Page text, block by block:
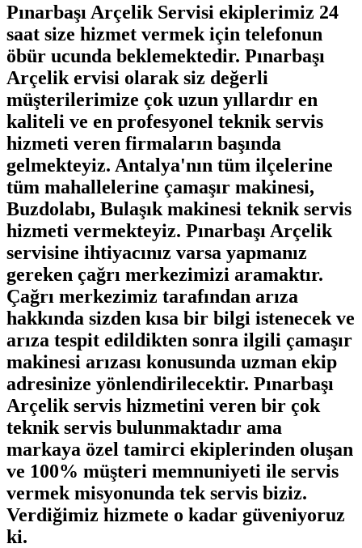
Pınarbaşı Arçelik Servisi ekiplerimiz 24
saat size hizmet vermek için telefonun
öbür ucunda beklemektedir. Pınarbaşı
Arçelik ervisi olarak siz değerli
müşterilerimize çok uzun yıllardır en
kaliteli ve en profesyonel teknik servis
hizmeti veren firmaların başında
gelmekteyiz. Antalya'nın tüm ilçelerine
tüm mahallelerine çamaşır makinesi,
Buzdolabı, Bulaşık makinesi teknik servis
hizmeti vermekteyiz. Pınarbaşı Arçelik
servisine ihtiyacınız varsa yapmanız
gereken çağrı merkezimizi aramaktır.
Çağrı merkezimiz tarafından arıza
hakkında sizden kısa bir bilgi istenecek ve
arıza tespit edildikten sonra ilgili çamaşır
makinesi arızası konusunda uzman ekip
adresinize yönlendirilecektir. Pınarbaşı
Arçelik servis hizmetini veren bir çok
teknik servis bulunmaktadır ama
markaya özel tamirci ekiplerinden oluşan
ve 100% müşteri memnuniyeti ile servis
vermek misyonunda tek servis biziz.
Verdiğimiz hizmete o kadar güveniyoruz
ki.